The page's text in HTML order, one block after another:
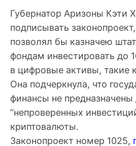
Губернатор Аризоны Кэти
подписывать
позволял бы казначею
фондам инвестировать до
в цифровые активы, такие
Она подчеркнула, что
финансы не предназначены
“непроверенных
криптовалюты.
Законопроект номер 1025,